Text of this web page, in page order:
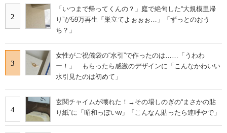
2
「いつまで帰ってくんの？」庭で絶句した“大規模里帰
り”が59万再生「巣立てよぉぉぉ…」「ずっとのおう
ち？」
3
女性がご祝儀袋の“水引”で作ったのは……「うわわ
ー！」 もらったら感激のデザインに「こんなかわいい
水引見たのは初めて」
4
玄関チャイムが壊れた！→その場しのぎの“まさかの貼
り紙”に「昭和っぽいw」「こんなん貼ったら連呼やで」